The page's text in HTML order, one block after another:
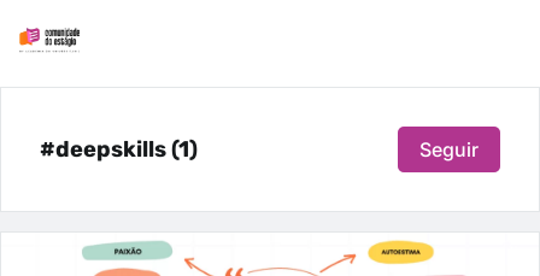
#deepskills (1) Seguir